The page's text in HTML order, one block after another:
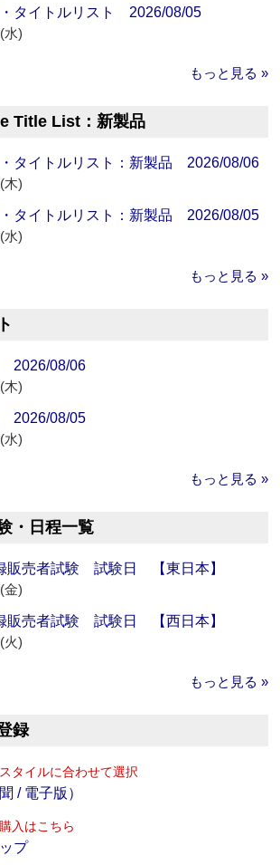
タイトルリスト 2026/08/05
水)
もっと見る »
Title List：新製品
タイトルリスト：新製品 2026/08/06
木)
タイトルリスト：新製品 2026/08/05
水)
もっと見る »
2026/08/06
木)
2026/08/05
水)
もっと見る »
・日程一覧
販売者試験 試験日 【東日本】
金)
販売者試験 試験日 【西日本】
火)
もっと見る »
録
タイルに合わせて選択
/ 電子版）
入はこちら
プ